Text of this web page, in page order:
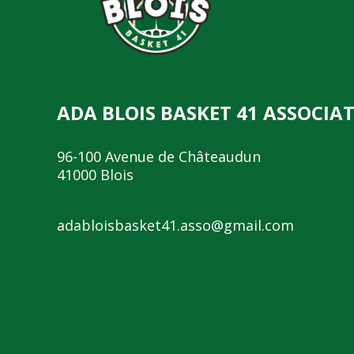
ADA BLOIS BASKET 41
96-100 Avenue de Châteaudun
41000 Blois
adabloisbasket41.asso@gmail.com